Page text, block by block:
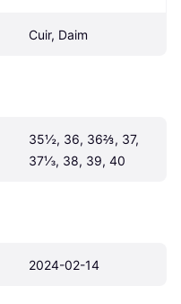
Cuir, Daim
35½, 36, 36⅔, 37,
37⅓, 38, 39, 40
2024-02-14